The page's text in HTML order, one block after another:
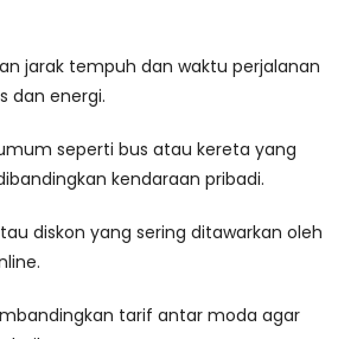
jarak tempuh dan waktu perjalanan
dan energi.
seperti bus atau kereta yang
kendaraan pribadi.
diskon yang sering ditawarkan oleh
tarif antar moda agar